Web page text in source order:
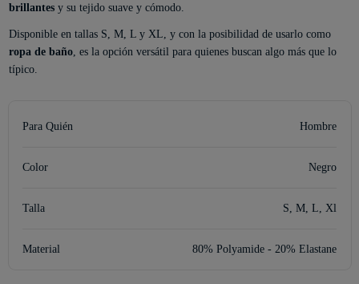
brillantesy su tejido suave y cómodo.
Disponible en tallas S, M, L y XL, y con la posibilidad de usarlo como
ropa de baño, es la opción versátil para quienes buscan algo más que lo
típico.
Para Quién Hombre
Color Negro
Talla S, M, L, Xl
Material 80% Polyamide - 20% Elastane